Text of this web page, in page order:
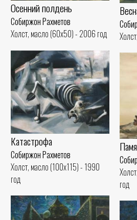
Осенний полдень
Собиржон Рахметов
Холст, масло (60x50) - 2006 год
Катастрофа
Собиржон Рахметов
Холст, масло (100x115) - 1990
год
год